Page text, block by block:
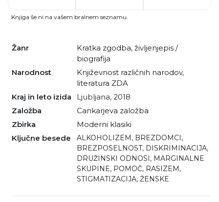
Žanr kratka zgodba, življenjepis /
biografija
Narodnost
Književnost različnih narodov,
literatura ZDA
Kraj in leto izida
Ljubljana, 2018
Založba
Cankarjeva založba
Zbirka
Moderni klasiki
Ključne besede
ALKOHOLIZEM, BREZDOMCI,
BREZPOSELNOST, DISKRIMINACIJA,
DRUŽINSKI ODNOSI, MARGINALNE
SKUPINE, POMOČ, RASIZEM,
STIGMATIZACIJA, ŽENSKE
Knjiga še ni na vašem bralnem seznamu.